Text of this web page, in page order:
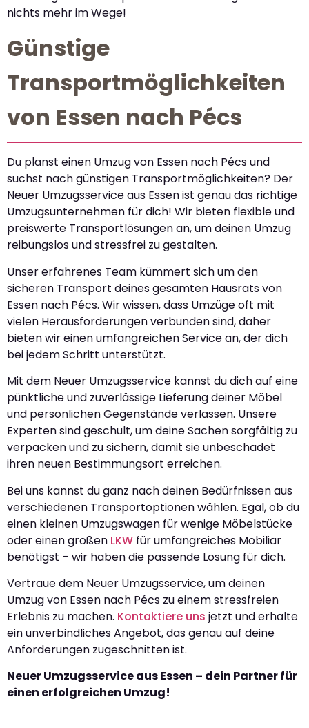
nichts mehr im Wege!
Günstige
Transportmöglichkeiten
von Essen nach Pécs
Du planst einen Umzug von Essen nach Pécs und
suchst nach günstigen Transportmöglichkeiten? Der
Neuer Umzugsservice aus Essen ist genau das richtige
Umzugsunternehmen für dich! Wir bieten flexible und
preiswerte Transportlösungen an, um deinen Umzug
reibungslos und stressfrei zu gestalten.
Unser erfahrenes Team kümmert sich um den
sicheren Transport deines gesamten Hausrats von
Essen nach Pécs. Wir wissen, dass Umzüge oft mit
vielen Herausforderungen verbunden sind, daher
bieten wir einen umfangreichen Service an, der dich
bei jedem Schritt unterstützt.
Mit dem Neuer Umzugsservice kannst du dich auf eine
pünktliche und zuverlässige Lieferung deiner Möbel
und persönlichen Gegenstände verlassen. Unsere
Experten sind geschult, um deine Sachen sorgfältig zu
verpacken und zu sichern, damit sie unbeschadet
ihren neuen Bestimmungsort erreichen.
Bei uns kannst du ganz nach deinen Bedürfnissen aus
verschiedenen Transportoptionen wählen. Egal, ob du
einen kleinen Umzugswagen für wenige Möbelstücke
oder einen großen LKW für umfangreiches Mobiliar
benötigst – wir haben die passende Lösung für dich.
Vertraue dem Neuer Umzugsservice, um deinen
Umzug von Essen nach Pécs zu einem stressfreien
Erlebnis zu machen. Kontaktiere uns jetzt und erhalte
ein unverbindliches Angebot, das genau auf deine
Anforderungen zugeschnitten ist.
Neuer Umzugsservice aus Essen – dein Partner für
einen erfolgreichen Umzug!